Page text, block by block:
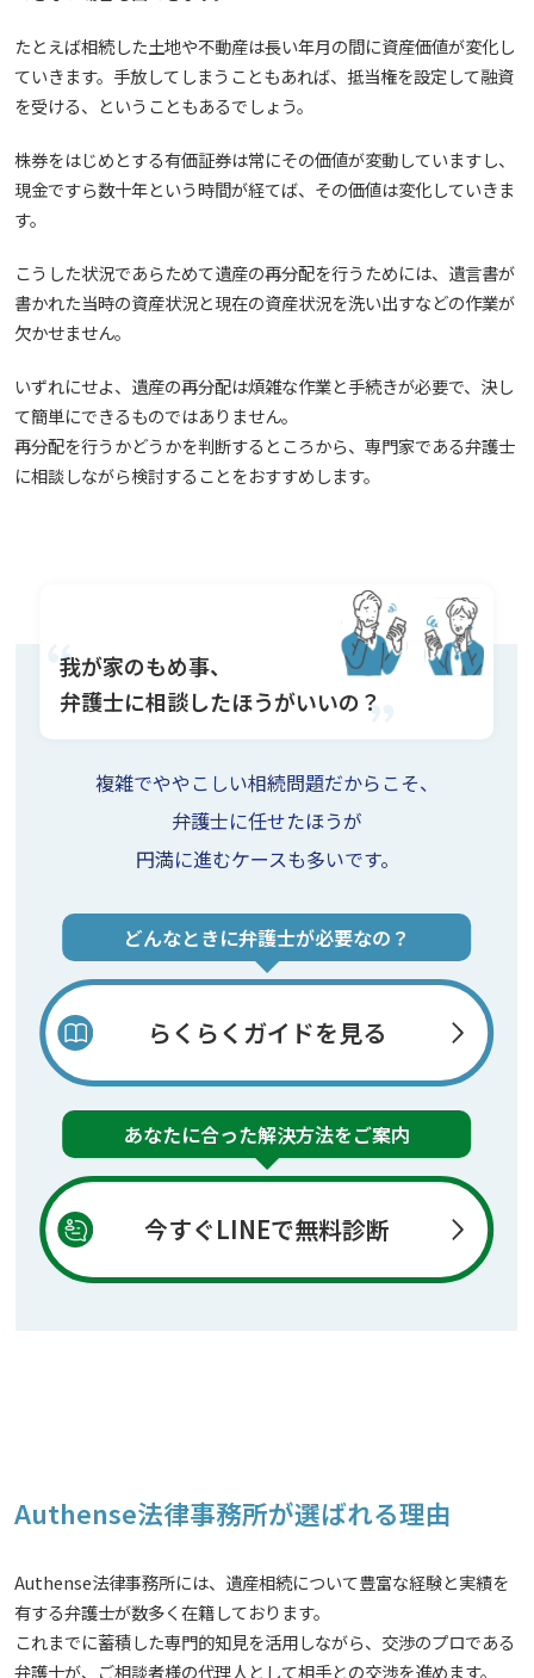
たとえば相続した土地や不動産は長い年月の間に資産価値が変化し
ていきます。手放してしまうこともあれば、抵当権を設定して融資
を受ける、ということもあるでしょう。
株券をはじめとする有価証券は常にその価値が変動していますし、
現金ですら数十年という時間が経てば、その価値は変化していきま
す。
こうした状況であらためて遺産の再分配を行うためには、遺言書が
書かれた当時の資産状況と現在の資産状況を洗い出すなどの作業が
欠かせません。
いずれにせよ、遺産の再分配は煩雑な作業と手続きが必要で、決し
て簡単にできるものではありません。
再分配を行うかどうかを判断するところから、専門家である弁護士
に相談しながら検討することをおすすめします。
我が家のもめ事、
弁護士に相談したほうがいいの？
複雑でややこしい相続問題だからこそ、
弁護士に任せたほうが
円満に進むケースも多いです。
どんなときに弁護士が必要なの？
らくらくガイドを見る
あなたに合った解決方法をご案内
今すぐLINEで無料診断
Authense法律事務所が選ばれる理由
Authense法律事務所には、遺産相続について豊富な経験と実績を
有する弁護士が数多く在籍しております。
これまでに蓄積した専門的知見を活用しながら、交渉のプロである
弁護士が、ご相談者様の代理人として相手との交渉を進めます。